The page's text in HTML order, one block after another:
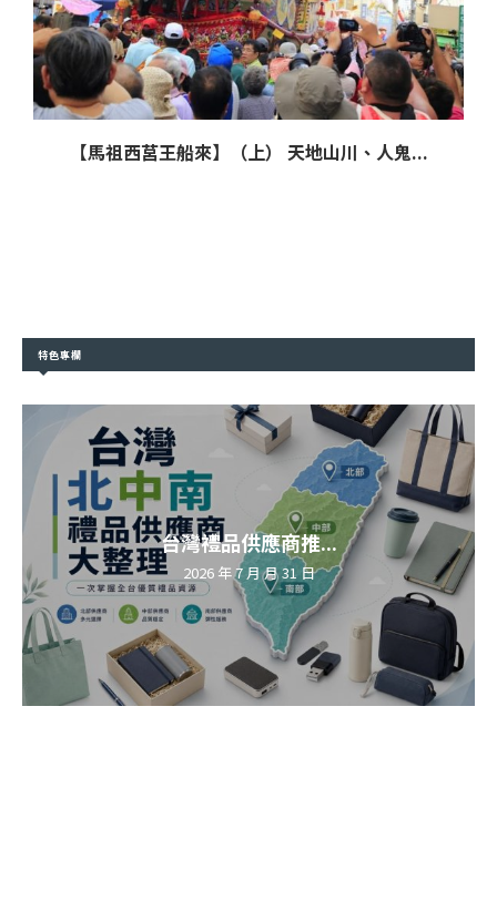
【馬祖西莒王船來】（上） 天地山川、人鬼...
特色專欄
台灣禮品供應商推...
2026 年 7 月 月 31 日